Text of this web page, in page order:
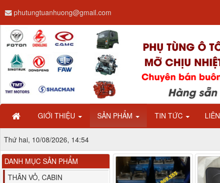
GIỚI THIỆU SẢN PHẨM TIN TỨC
phutungtuanhuong@gmail.com
Thứ hai, 10/08/2026, 14:54
DANH MỤC SẢN PHẨM
THÂN VỎ, CABIN
Dây ga CAMC H08 dài
2.68m
Bình nước phụ
Chenglong hải âu...